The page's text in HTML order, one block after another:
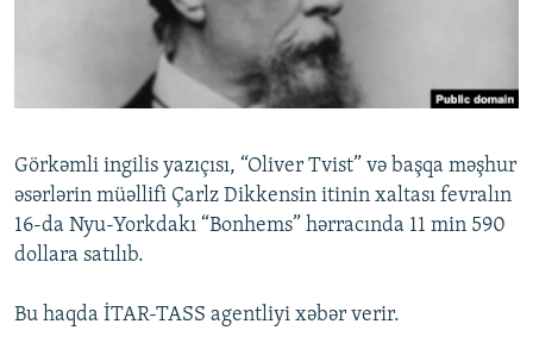
AZƏRBAYCAN ƏDƏBIYYATI KITABXANASI
İSLAM VƏ DEMOKRATIYA
İZ - MƏDƏNIYYƏT PROQRAMI
PEŞƏ ETIKASI VƏ JURNALISTIKA STANDARTLARIMIZ
MATERIALLARIMIZDAN ISTIFADƏ
BIZIMLƏ ƏLAQƏ
XƏBƏR BÜLLETENLƏRIMIZ
Görkəmli ingilis yazıçısı, “Oliver Tvist” və başqa məşhur
əsərlərin müəllifi Çarlz Dikkensin itinin xaltası fevralın
16-da Nyu-Yorkdakı “Bonhems” hərracında 11 min 590
dollara satılıb.
Bu haqda İTAR-TASS agentliyi xəbər verir.